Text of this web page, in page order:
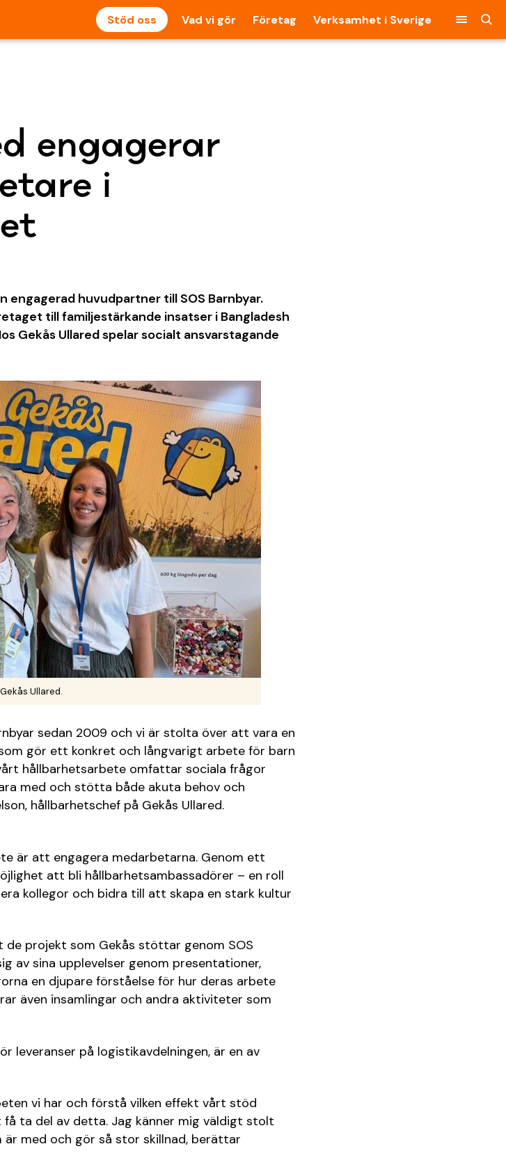
Stöd oss Vad vi gör Företag Verksamhet i Sverige
engagerar
i
engagerad huvudpartner till SOS Barnbyar.
till familjestärkande insatser i Bangladesh
Gekås Ullared spelar socialt ansvarstagande
Ullared.
sedan 2009 och vi är stolta över att vara en
gör ett konkret och långvarigt arbete för barn
hållbarhetsarbete omfattar sociala frågor
med och stötta både akuta behov och
hållbarhetschef på Gekås Ullared.
är att engagera medarbetarna. Genom ett
att bli hållbarhetsambassadörer – en roll
kollegor och bidra till att skapa en stark kultur
projekt som Gekås stöttar genom SOS
av sina upplevelser genom presentationer,
en djupare förståelse för hur deras arbete
även insamlingar och andra aktiviteter som
leveranser på logistikavdelningen, är en av
vi har och förstå vilken effekt vårt stöd
ta del av detta. Jag känner mig väldigt stolt
med och gör så stor skillnad, berättar